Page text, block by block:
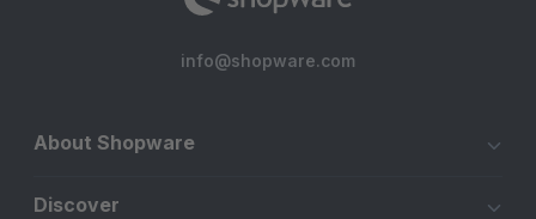
info@shopware.com
About Shopware
Discover